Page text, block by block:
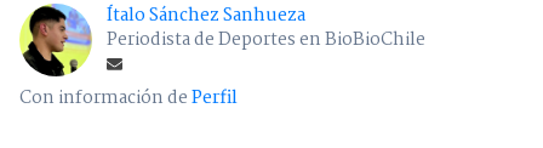
Ítalo Sánchez Sanhueza
Periodista de Deportes en BioBioChile
Con información dePerfil